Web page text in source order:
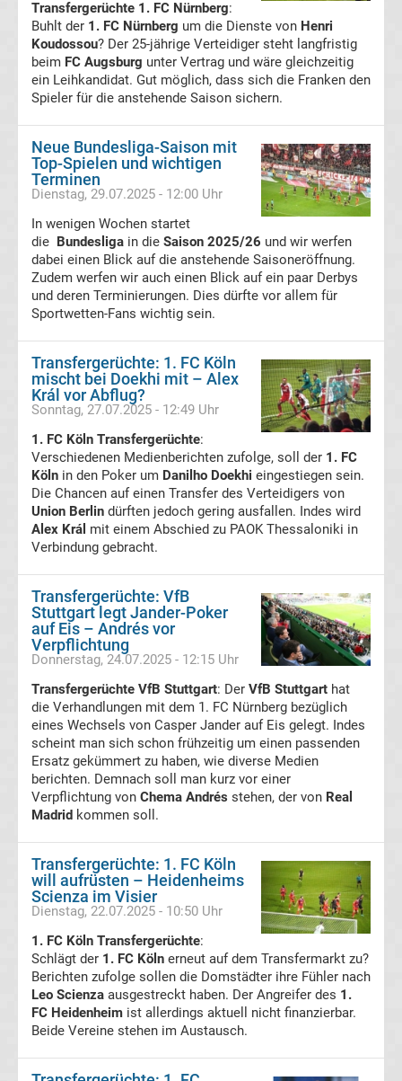
Medaillen-
Gewinner
Herbstmeister
Bundesliga
Alle
Trainer
Jahres
Bundesliga
Absteiger
Liste
Bundesliga
Aufsteiger
Liste
Bundesliga
App
kostenlos
Bundesliga
Live
Bundesliga
Meister
Liste
Transfergerüchte 1. FC Nürnberg:
Buhlt der 1. FC Nürnberg um die Dienste von Henri
Koudossou? Der 25-jährige Verteidiger steht langfristig
beim FC Augsburg unter Vertrag und wäre gleichzeitig
ein Leihkandidat. Gut möglich, dass sich die Franken den
Spieler für die anstehende Saison sichern.
Neue Bundesliga-Saison mit
Top-Spielen und wichtigen
Terminen
Dienstag, 29.07.2025 - 12:00 Uhr
In wenigen Wochen startet
die Bundesliga in die Saison 2025/26 und wir werfen
dabei einen Blick auf die anstehende Saisoneröffnung.
Zudem werfen wir auch einen Blick auf ein paar Derbys
und deren Terminierungen. Dies dürfte vor allem für
Sportwetten-Fans wichtig sein.
Transfergerüchte: 1. FC Köln
mischt bei Doekhi mit – Alex
Král vor Abflug?
Sonntag, 27.07.2025 - 12:49 Uhr
1. FC Köln Transfergerüchte:
Verschiedenen Medienberichten zufolge, soll der 1. FC
Köln in den Poker um Danilho Doekhi eingestiegen sein.
Die Chancen auf einen Transfer des Verteidigers von
Union Berlin dürften jedoch gering ausfallen. Indes wird
Alex Král mit einem Abschied zu PAOK Thessaloniki in
Verbindung gebracht.
Transfergerüchte: VfB
Stuttgart legt Jander-Poker
auf Eis – Andrés vor
Verpflichtung
Donnerstag, 24.07.2025 - 12:15 Uhr
Transfergerüchte VfB Stuttgart: Der VfB Stuttgart hat
die Verhandlungen mit dem 1. FC Nürnberg bezüglich
eines Wechsels von Casper Jander auf Eis gelegt. Indes
scheint man sich schon frühzeitig um einen passenden
Ersatz gekümmert zu haben, wie diverse Medien
berichten. Demnach soll man kurz vor einer
Verpflichtung von Chema Andrés stehen, der von Real
Madrid kommen soll.
Transfergerüchte: 1. FC Köln
will aufrüsten – Heidenheims
Scienza im Visier
Dienstag, 22.07.2025 - 10:50 Uhr
1. FC Köln Transfergerüchte:
Schlägt der 1. FC Köln erneut auf dem Transfermarkt zu?
Berichten zufolge sollen die Domstädter ihre Fühler nach
Leo Scienza ausgestreckt haben. Der Angreifer des 1.
FC Heidenheim ist allerdings aktuell nicht finanzierbar.
Beide Vereine stehen im Austausch.